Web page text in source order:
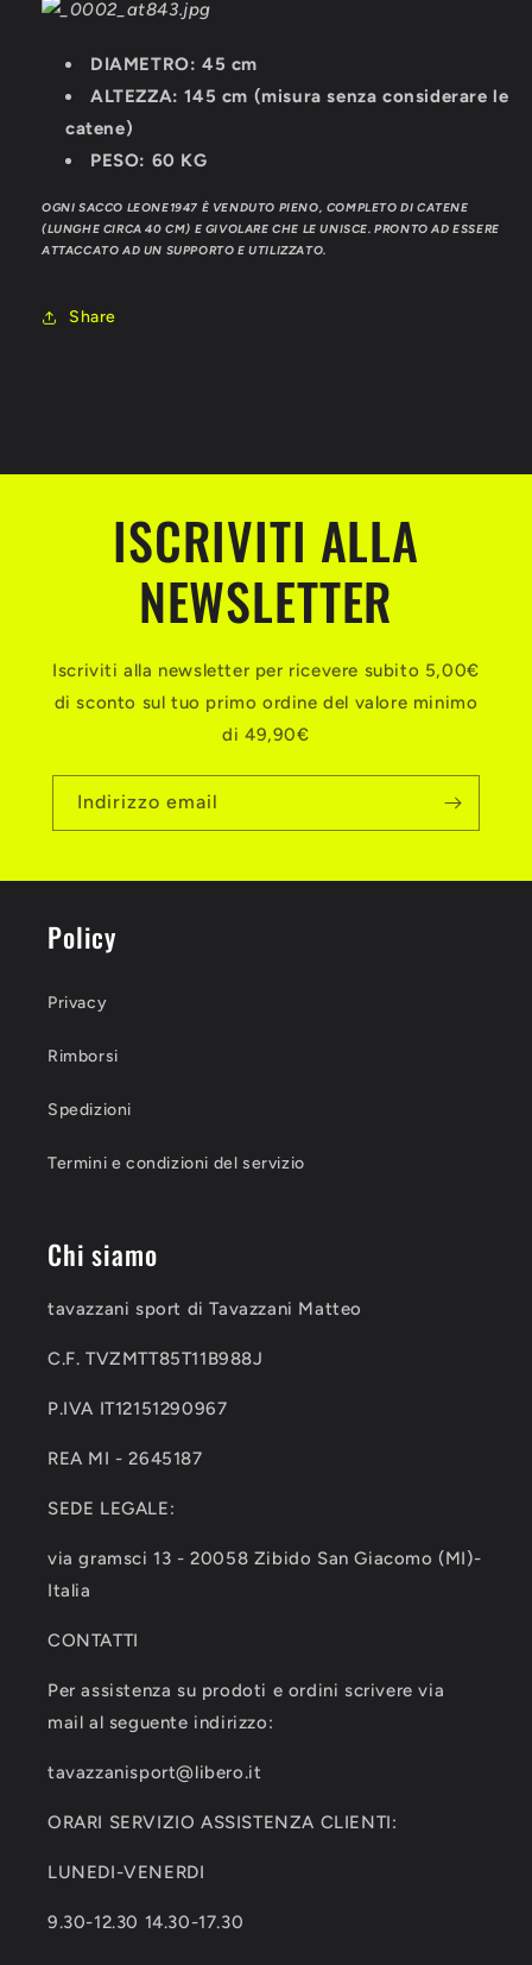
DIAMETRO: 45 cm
ALTEZZA: 145 cm (misura senza considerare le
catene)
PESO: 60 KG
OGNI SACCO LEONE1947 È VENDUTO PIENO, COMPLETO DI CATENE
(LUNGHE CIRCA 40 CM) E GIVOLARE CHE LE UNISCE. PRONTO AD ESSERE
ATTACCATO AD UN SUPPORTO E UTILIZZATO.
Share
ISCRIVITI ALLA
NEWSLETTER
Iscriviti alla newsletter per ricevere subito 5,00€
di sconto sul tuo primo ordine del valore minimo
di 49,90€
Indirizzo email
Policy
Privacy
Rimborsi
Spedizioni
Termini e condizioni del servizio
Chi siamo
tavazzani sport di Tavazzani Matteo
C.F. TVZMTT85T11B988J
P.IVA IT12151290967
REA MI - 2645187
SEDE LEGALE:
via gramsci 13 - 20058 Zibido San Giacomo (MI)-
Italia
CONTATTI
Per assistenza su prodoti e ordini scrivere via
mail al seguente indirizzo:
tavazzanisport@libero.it
ORARI SERVIZIO ASSISTENZA CLIENTI:
LUNEDI-VENERDI
9.30-12.30 14.30-17.30